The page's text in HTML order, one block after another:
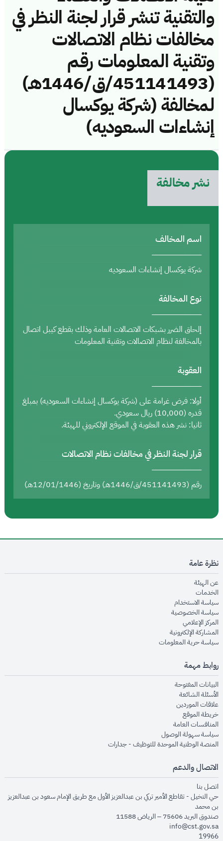
والتقنية تنشر قرار لجنة النظر في
مخالفات نظام الاتصالات
وتقنية المعلومات رقم
(451141493/ق/1446هـ)
لمخالفة (شركة يوكسال
إنشاءات السعوديه)
نشر مخالفة
اسم المخالف
شركة يوكسال إنشاءات السعوديه
نوع المخالفة
إلحاق الضرر بشبكات الاتصالات العامة وذلك بقطع كيبل اتصال
بالمخالفة لنظام الاتصالات وتقنية المعلومات
العقوبة
أولا: فرض غرامة على (شركة يوكسال إنشاءات السعوديه) بمبلغ
قدره (10,000) ريال سعودي.
ثانيا: نشر هذه العقوبة في الموقع الإلكتروني للهيئة.
قرار لجنة النظر في مخالفات نظام الاتصالات
رقم (451141493/ق/1446هـ) وتاريخ (12/01/1446هـ)
نظرة عامة
عن الهيئةopens in new window
الخدماتopens in new window
سياسة الاستخدام
سياسة الخصوصيةopens in new window
المركز الإعلاميopens in new window
المشاركة الإلكترونيةopens in new window
سياسة حرية المعلوماتopens in new window
روابط مهمة
البيانات المفتوحةopens in new window
الأسئلة الشائعةopens in new window
علاقات الموردينopens in new window
خريطة الموقعopens in new window
المنافسات العامةopens in new window
سياسة سهولة الوصولopens in new window
المنصة الوطنية الموحدة للتوظيف - جداراتopens in new window
الاتصال والدعم
اتصل بنا
حي النخيل - تقاطع الأمير تركي بن عبدالعزيز الأول مع طريق الإمام سعود بن عبدالعزيز
بن محمد
صندوق البريد 75606 – الرياض 11588
info@cst.gov.sa
19966